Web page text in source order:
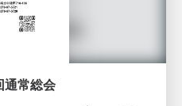
通常総会